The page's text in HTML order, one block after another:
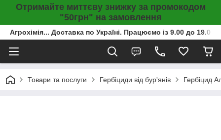
Отримайте миттєву знижку за промокодом
"50грн" на замовлення
Агрохімія... Доставка по Україні. Працюємо із 9.00 до
Товари та послуги Гербіциди від бур'янів Гербіцид